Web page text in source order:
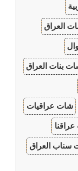
العراق
بنات العراق
شات عراقيات
سناب العراق